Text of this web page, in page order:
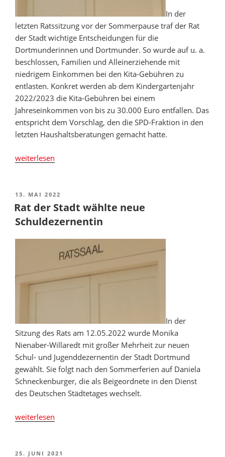
In der
letzten Ratssitzung vor der Sommerpause traf der Rat
der Stadt wichtige Entscheidungen für die
Dortmunderinnen und Dortmunder. So wurde auf u. a.
beschlossen, Familien und Alleinerziehende mit
niedrigem Einkommen bei den Kita-Gebühren zu
entlasten. Konkret werden ab dem Kindergartenjahr
2022/2023 die Kita-Gebühren bei einem
Jahreseinkommen von bis zu 30.000 Euro entfallen. Das
entspricht dem Vorschlag, den die SPD-Fraktion in den
letzten Haushaltsberatungen gemacht hatte.
„Rat
und
Alleinerziehende“
weiterlesen
VERÖFFENTLICHT
AM
13. MAI 2022
Rat der Stadt wählte neue
Schuldezernentin
In der
Sitzung des Rats am 12.05.2022 wurde Monika
Nienaber-Willaredt mit großer Mehrheit zur neuen
Schul- und Jugenddezernentin der Stadt Dortmund
gewählt. Sie folgt nach den Sommerferien auf Daniela
Schneckenburger, die als Beigeordnete in den Dienst
des Deutschen Städtetages wechselt.
„Rat
wählte
weiterlesen
VERÖFFENTLICHT
25. JUNI 2021